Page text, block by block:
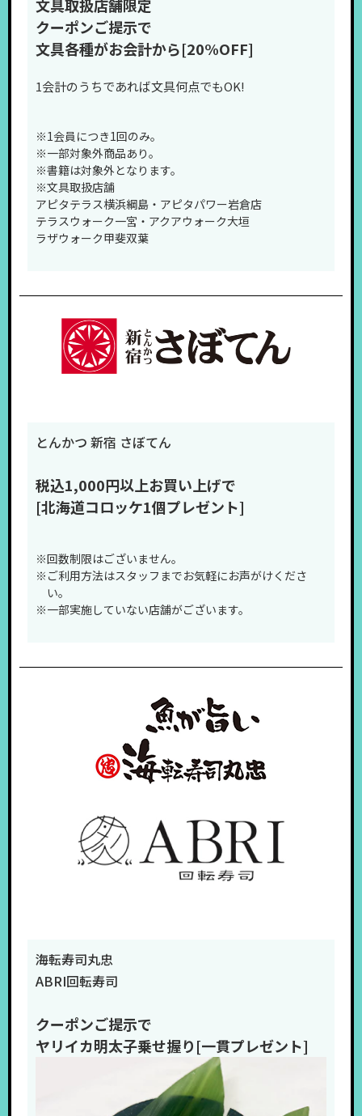
文具取扱店舗限定
クーポンご提示で
文具各種がお会計から[20%OFF]
1会計のうちであれば文具何点でもOK!
※1会員につき1回のみ。
※一部対象外商品あり。
※書籍は対象外となります。
※文具取扱店舗
アピタテラス横浜綱島・アピタパワー岩倉店
テラスウォーク一宮・アクアウォーク大垣
ラザウォーク甲斐双葉
とんかつ 新宿 さぼてん
税込1,000円以上お買い上げで
[北海道コロッケ1個プレゼント]
※回数制限はございません。
※ご利用方法はスタッフまでお気軽にお声がけくださ
い。
※一部実施していない店舗がございます。
海転寿司丸忠
ABRI回転寿司
クーポンご提示で
ヤリイカ明太子乗せ握り[一貫プレゼント]